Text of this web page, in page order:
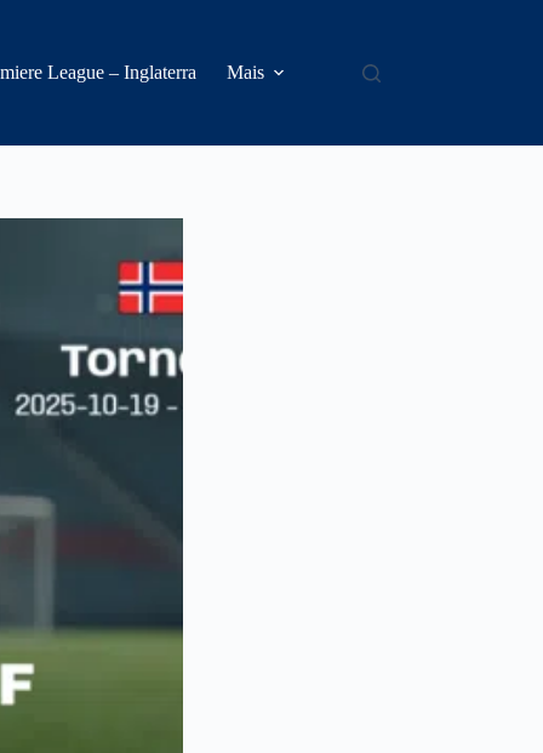
League – Inglaterra Mais